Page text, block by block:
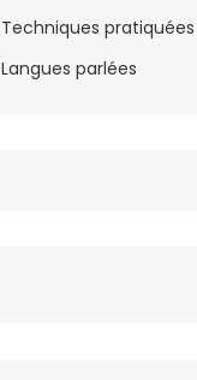
Techniques pratiquées
Langues parlées